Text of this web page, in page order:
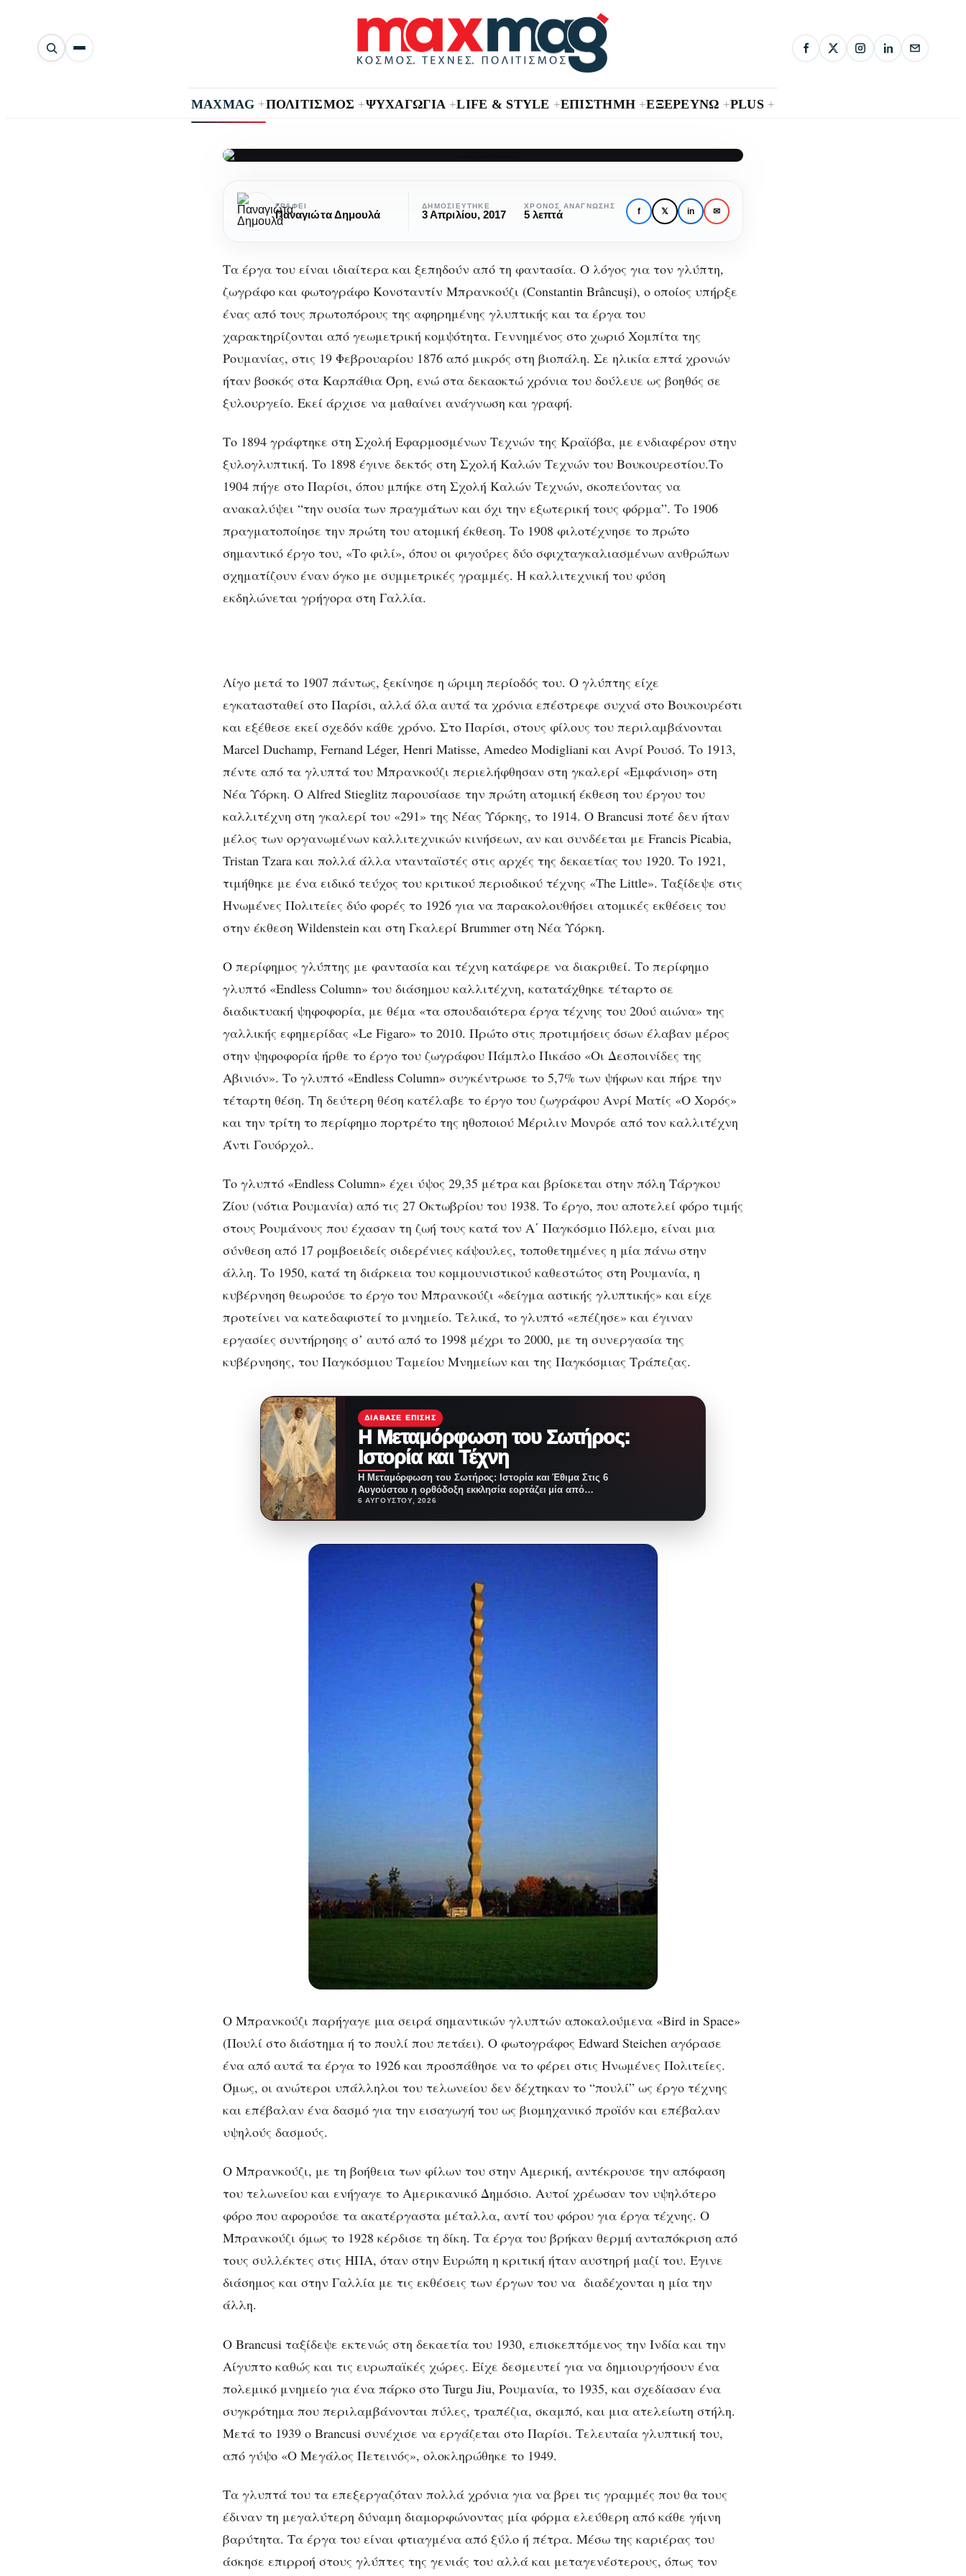
Αναζήτηση
άρθρων
MAXMAG +ΠΟΛΙΤΙΣΜΟΣ +ΨΥΧΑΓΩΓΙΑ +LIFE & STYLE +ΕΠΙΣΤΗΜΗ +ΕΞΕΡΕΥΝΩ +PLUS +
Μπρανκούζι: Ο γλύπτης
της φαντασίας και της
κομψότητας
Μπρανκούζι:
γλύπτης
φαντασίας
και
της
κομψότητας
ΓΡΆΦΕΙ
Παναγιώτα Δημουλά
ΔΗΜΟΣΙΕΎΤΗΚΕ
3 Απριλίου, 2017
ΧΡΌΝΟΣ ΑΝΆΓΝΩΣΗΣ
5 λεπτά f 𝕏 in ✉
Τα έργα του είναι ιδιαίτερα και ξεπηδούν από τη φαντασία. Ο λόγος για τον γλύπτη,
ζωγράφο και φωτογράφο Κονσταντίν Μπρανκούζι (Constantin Brâncuși), ο οποίος υπήρξε
ένας από τους πρωτοπόρους της αφηρημένης γλυπτικής και τα έργα του
χαρακτηρίζονται από γεωμετρική κομψότητα. Γεννημένος στο χωριό Χομπίτα της
Ρουμανίας, στις 19 Φεβρουαρίου 1876 από μικρός στη βιοπάλη. Σε ηλικία επτά χρονών
ήταν βοσκός στα Καρπάθια Όρη, ενώ στα δεκαοκτώ χρόνια του δούλευε ως βοηθός σε
ξυλουργείο. Εκεί άρχισε να μαθαίνει ανάγνωση και γραφή.
Το 1894 γράφτηκε στη Σχολή Εφαρμοσμένων Τεχνών της Κραϊόβα, με ενδιαφέρον στην
ξυλογλυπτική. Το 1898 έγινε δεκτός στη Σχολή Καλών Τεχνών του Βουκουρεστίου.Το
1904 πήγε στο Παρίσι, όπου μπήκε στη Σχολή Καλών Τεχνών, σκοπεύοντας να
ανακαλύψει “την ουσία των πραγμάτων και όχι την εξωτερική τους φόρμα”. Το 1906
πραγματοποίησε την πρώτη του ατομική έκθεση. Το 1908 φιλοτέχνησε το πρώτο
σημαντικό έργο του, «Το φιλί», όπου οι φιγούρες δύο σφιχταγκαλιασμένων ανθρώπων
σχηματίζουν έναν όγκο με συμμετρικές γραμμές. Η καλλιτεχνική του φύση
εκδηλώνεται γρήγορα στη Γαλλία.
Λίγο μετά το 1907 πάντως, ξεκίνησε η ώριμη περίοδός του. Ο γλύπτης είχε
εγκατασταθεί στο Παρίσι, αλλά όλα αυτά τα χρόνια επέστρεφε συχνά στο Βουκουρέστι
και εξέθεσε εκεί σχεδόν κάθε χρόνο. Στο Παρίσι, στους φίλους του περιλαμβάνονται
Marcel Duchamp, Fernand Léger, Henri Matisse, Amedeo Modigliani και Ανρί Ρουσό. Το 1913,
πέντε από τα γλυπτά του Μπρανκούζι περιελήφθησαν στη γκαλερί «Εμφάνιση» στη
Νέα Υόρκη. Ο Alfred Stieglitz παρουσίασε την πρώτη ατομική έκθεση του έργου του
καλλιτέχνη στη γκαλερί του «291» της Νέας Υόρκης, το 1914. Ο Brancusi ποτέ δεν ήταν
μέλος των οργανωμένων καλλιτεχνικών κινήσεων, αν και συνδέεται με Francis Picabia,
Tristan Tzara και πολλά άλλα ντανταϊστές στις αρχές της δεκαετίας του 1920. Το 1921,
τιμήθηκε με ένα ειδικό τεύχος του κριτικού περιοδικού τέχνης «The Little». Ταξίδεψε στις
Ηνωμένες Πολιτείες δύο φορές το 1926 για να παρακολουθήσει ατομικές εκθέσεις του
στην έκθεση Wildenstein και στη Γκαλερί Brummer στη Νέα Υόρκη.
Ο περίφημος γλύπτης με φαντασία και τέχνη κατάφερε να διακριθεί. Το περίφημο
γλυπτό «Endless Column» του διάσημου καλλιτέχνη, κατατάχθηκε τέταρτο σε
διαδικτυακή ψηφοφορία, με θέμα «τα σπουδαιότερα έργα τέχνης του 20ού αιώνα» της
γαλλικής εφημερίδας «Le Figaro» το 2010. Πρώτο στις προτιμήσεις όσων έλαβαν μέρος
στην ψηφοφορία ήρθε το έργο του ζωγράφου Πάμπλο Πικάσο «Οι Δεσποινίδες της
Αβινιόν». Το γλυπτό «Endless Column» συγκέντρωσε το 5,7% των ψήφων και πήρε την
τέταρτη θέση. Τη δεύτερη θέση κατέλαβε το έργο του ζωγράφου Ανρί Ματίς «Ο Χορός»
και την τρίτη το περίφημο πορτρέτο της ηθοποιού Μέριλιν Μονρόε από τον καλλιτέχνη
Άντι Γουόρχολ.
Το γλυπτό «Endless Column» έχει ύψος 29,35 μέτρα και βρίσκεται στην πόλη Τάργκου
Ζίου (νότια Ρουμανία) από τις 27 Οκτωβρίου του 1938. Το έργο, που αποτελεί φόρο τιμής
στους Ρουμάνους που έχασαν τη ζωή τους κατά τον Α΄ Παγκόσμιο Πόλεμο, είναι μια
σύνθεση από 17 ρομβοειδείς σιδερένιες κάψουλες, τοποθετημένες η μία πάνω στην
άλλη. Το 1950, κατά τη διάρκεια του κομμουνιστικού καθεστώτος στη Ρουμανία, η
κυβέρνηση θεωρούσε το έργο του Μπρανκούζι «δείγμα αστικής γλυπτικής» και είχε
προτείνει να κατεδαφιστεί το μνημείο. Τελικά, το γλυπτό «επέζησε» και έγιναν
εργασίες συντήρησης σ’ αυτό από το 1998 μέχρι το 2000, με τη συνεργασία της
κυβέρνησης, του Παγκόσμιου Ταμείου Μνημείων και της Παγκόσμιας Τράπεζας.
ΔΙΆΒΑΣΕ ΕΠΊΣΗΣ
Η Μεταμόρφωση του Σωτήρος:
Ιστορία και Τέχνη
Η Μεταμόρφωση του Σωτήρος: Ιστορία και Έθιμα Στις 6
Αυγούστου η ορθόδοξη εκκλησία εορτάζει μία από…
6 ΑΥΓΟΎΣΤΟΥ, 2026
O Μπρανκούζι παρήγαγε μια σειρά σημαντικών γλυπτών αποκαλούμενα «Bird in Space»
(Πουλί στο διάστημα ή το πουλί που πετάει). Ο φωτογράφος Edward Steichen αγόρασε
ένα από αυτά τα έργα το 1926 και προσπάθησε να το φέρει στις Ηνωμένες Πολιτείες.
Όμως, οι ανώτεροι υπάλληλοι του τελωνείου δεν δέχτηκαν το “πουλί” ως έργο τέχνης
και επέβαλαν ένα δασμό για την εισαγωγή του ως βιομηχανικό προϊόν και επέβαλαν
υψηλούς δασμούς.
Ο Μπρανκούζι, με τη βοήθεια των φίλων του στην Αμερική, αντέκρουσε την απόφαση
του τελωνείου και ενήγαγε το Αμερικανικό Δημόσιο. Αυτοί χρέωσαν τον υψηλότερο
φόρο που αφορούσε τα ακατέργαστα μέταλλα, αντί του φόρου για έργα τέχνης. Ο
Μπρανκούζι όμως το 1928 κέρδισε τη δίκη. Τα έργα του βρήκαν θερμή ανταπόκριση από
τους συλλέκτες στις ΗΠΑ, όταν στην Ευρώπη η κριτική ήταν αυστηρή μαζί του. Έγινε
διάσημος και στην Γαλλία με τις εκθέσεις των έργων του να διαδέχονται η μία την
άλλη.
Ο Brancusi ταξίδεψε εκτενώς στη δεκαετία του 1930, επισκεπτόμενος την Ινδία και την
Αίγυπτο καθώς και τις ευρωπαϊκές χώρες. Είχε δεσμευτεί για να δημιουργήσουν ένα
πολεμικό μνημείο για ένα πάρκο στο Turgu Jiu, Ρουμανία, το 1935, και σχεδίασαν ένα
συγκρότημα που περιλαμβάνονται πύλες, τραπέζια, σκαμπό, και μια ατελείωτη στήλη.
Μετά το 1939 ο Brancusi συνέχισε να εργάζεται στο Παρίσι. Τελευταία γλυπτική του,
από γύψο «Ο Μεγάλος Πετεινός», ολοκληρώθηκε το 1949.
Τα γλυπτά του τα επεξεργαζόταν πολλά χρόνια για να βρει τις γραμμές που θα τους
έδιναν τη μεγαλύτερη δύναμη διαμορφώνοντας μία φόρμα ελεύθερη από κάθε γήινη
βαρύτητα. Τα έργα του είναι φτιαγμένα από ξύλο ή πέτρα. Μέσω της καριέρας του
άσκησε επιρροή στους γλύπτες της γενιάς του αλλά και μεταγενέστερους, όπως τον